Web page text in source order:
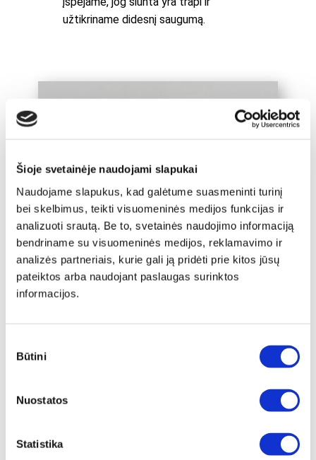
Šioje svetainėje naudojami slapukai
Naudojame slapukus, kad galėtume suasmeninti turinį
bei skelbimus, teikti visuomeninės medijos funkcijas ir
analizuoti srautą. Be to, svetainės naudojimo informaciją
bendriname su visuomeninės medijos, reklamavimo ir
analizės partneriais, kurie gali ją pridėti prie kitos jūsų
pateiktos arba naudojant paslaugas surinktos
informacijos.
pasirinkimas
Būtini
Nuostatos
Statistika
užtikriname didesnį saugumą.
auksinį 2cm pločio rėmelį, kuris drobę